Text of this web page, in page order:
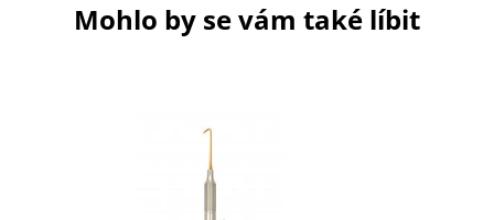
Mohlo by se vám také líbit